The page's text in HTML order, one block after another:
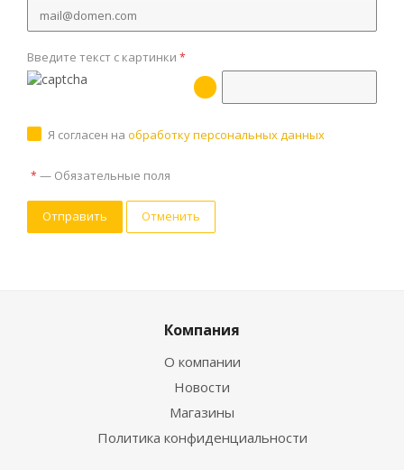
Введите текст с картинки *
Я согласен на обработку персональных данных
* — Обязательные поля
Отменить
Компания
О компании
Новости
Магазины
Политика конфиденциальности